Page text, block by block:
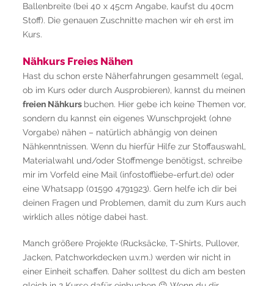
Ballenbreite (bei 40 x 45cm Angabe, kaufst du 40cm
Stoff). Die genauen Zuschnitte machen wir eh erst im
Kurs.
Nähkurs Freies Nähen
Hast du schon erste Näherfahrungen gesammelt (egal,
ob im Kurs oder durch Ausprobieren), kannst du meinen
freien Nähkurs buchen. Hier gebe ich keine Themen vor,
sondern du kannst ein eigenes Wunschprojekt (ohne
Vorgabe) nähen – natürlich abhängig von deinen
Nähkenntnissen. Wenn du hierfür Hilfe zur Stoffauswahl,
Materialwahl und/oder Stoffmenge benötigst, schreibe
mir im Vorfeld eine Mail (infostoffliebe-erfurt.de) oder
eine Whatsapp (01590 4791923). Gern helfe ich dir bei
deinen Fragen und Problemen, damit du zum Kurs auch
wirklich alles nötige dabei hast.
Manch größere Projekte (Rucksäcke, T-Shirts, Pullover,
Jacken, Patchworkdecken u.v.m.) werden wir nicht in
einer Einheit schaffen. Daher solltest du dich am besten